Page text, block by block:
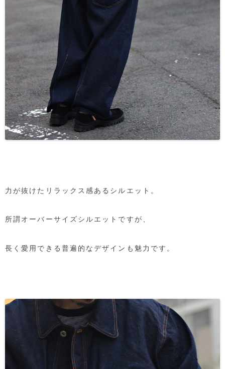
力が抜けたリラックス感あるシルエット。
所謂オーバーサイズシルエットですが、
長く愛用できる普遍的なデザインも魅力です。